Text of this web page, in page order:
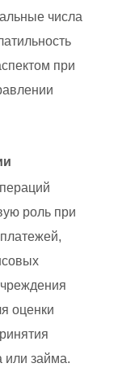
числа
при
роль при
оценки
или займа.